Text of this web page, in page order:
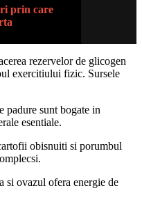
prin care
rezervelor de glicogen
exercitiului fizic. Sursele
padure sunt bogate in
esentiale.
obisnuiti si porumbul
si ovazul ofera energie de